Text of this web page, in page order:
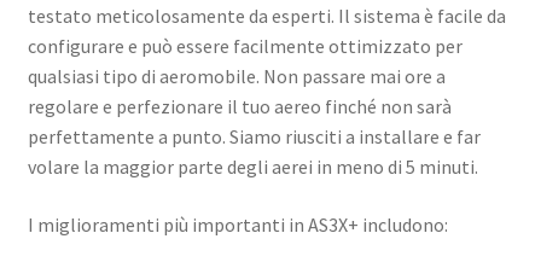
testato meticolosamente da esperti. Il sistema è facile da
configurare e può essere facilmente ottimizzato per
qualsiasi tipo di aeromobile. Non passare mai ore a
regolare e perfezionare il tuo aereo finché non sarà
perfettamente a punto. Siamo riusciti a installare e far
volare la maggior parte degli aerei in meno di 5 minuti.
I miglioramenti più importanti in AS3X+ includono: